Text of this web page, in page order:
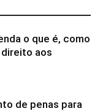
o que é, como
aos
de penas para